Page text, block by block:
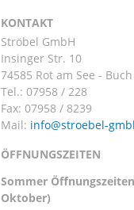
KONTAKT
Ströbel GmbH
Insinger Str. 10
74585 Rot am See -
Tel.: 07958 / 228
Fax: 07958 / 8239
Mail:
ÖFFNUNGSZEITEN
Sommer
Oktober)